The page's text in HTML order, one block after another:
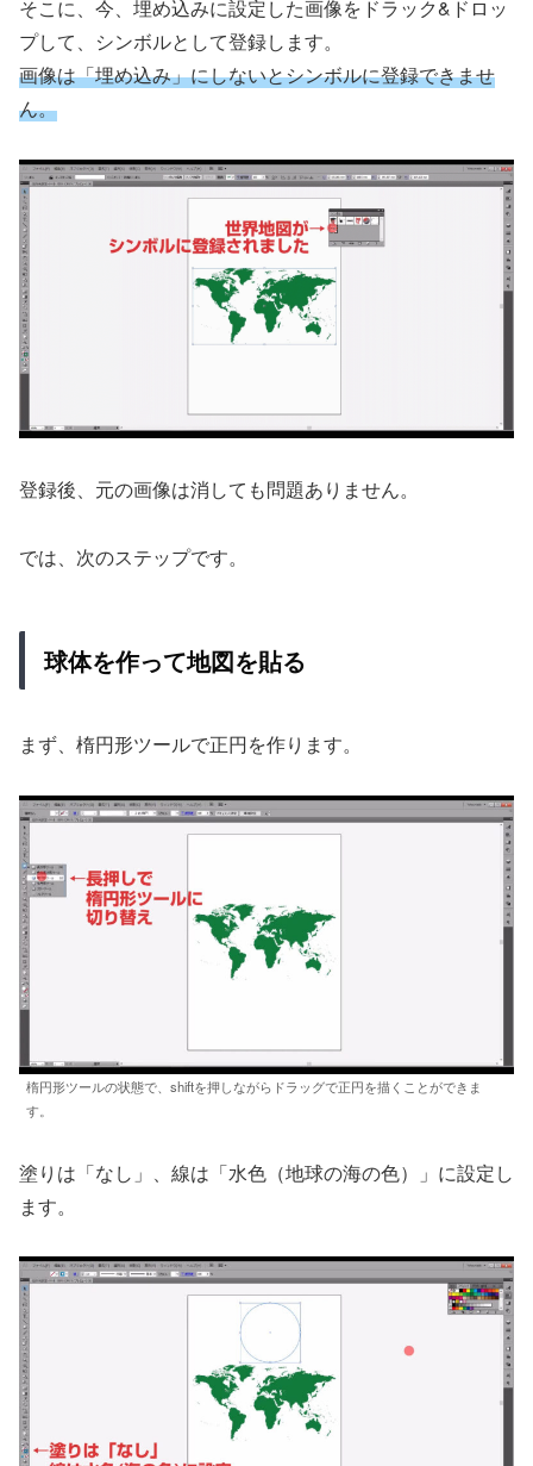
そこに、今、埋め込みに設定した画像をドラック&ドロッ
プして、シンボルとして登録します。
画像は「埋め込み」にしないとシンボルに登録できませ
ん。
登録後、元の画像は消しても問題ありません。
では、次のステップです。
球体を作って地図を貼る
まず、楕円形ツールで正円を作ります。
楕円形ツールの状態で、shiftを押しながらドラッグで正円を描くことができま
す。
塗りは「なし」、線は「水色（地球の海の色）」に設定し
ます。